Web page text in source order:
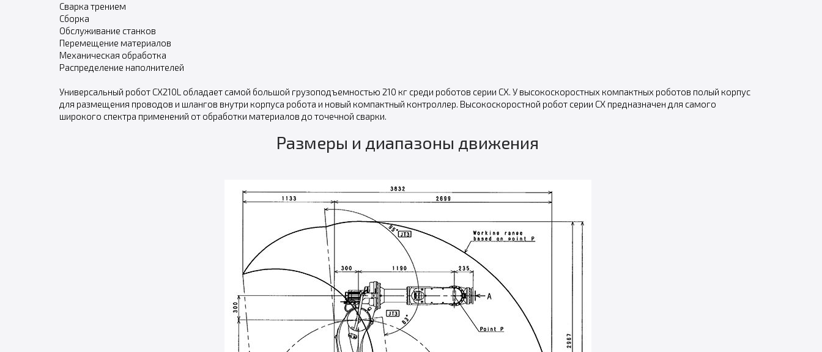
Сварка трением
Сборка
Обслуживание станков
Перемещение материалов
Механическая обработка
Распределение наполнителей
Универсальный робот CX210L обладает самой большой грузоподъемностью 210 кг среди роботов серии CX. У высокоскоростных компактных роботов полый корпус
для размещения проводов и шлангов внутри корпуса робота и новый компактный контроллер. Высокоскоростной робот серии CX предназначен для самого
широкого спектра применений от обработки материалов до точечной сварки.
Размеры и диапазоны движения